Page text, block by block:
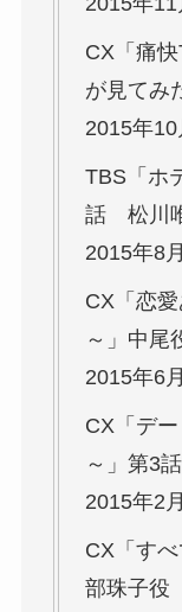
CX「痛
が見てみ
2015年10
TBS「ホ
話 松川
2015年8
CX「恋
～」中尾
2015年6
CX「デ
～」第3
2015年2
CX「す
部珠子役